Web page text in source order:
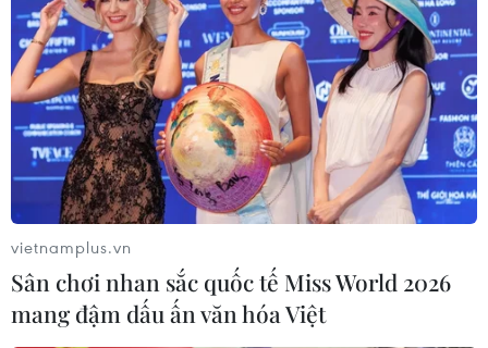
vietnamplus.vn
Sân chơi nhan sắc quốc tế Miss World 2026
mang đậm dấu ấn văn hóa Việt